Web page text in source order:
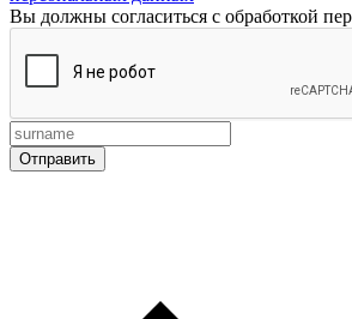
Вы должны согласиться с обработкой